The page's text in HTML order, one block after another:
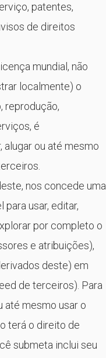
patentes,
de direitos
mundial, não
localmente) o
reprodução,
é
ou até mesmo
nos concede uma
usar, editar,
por completo o
e atribuições),
deste) em
de terceiros). Para
até mesmo usar o
terá o direito de
submeta inclui seu